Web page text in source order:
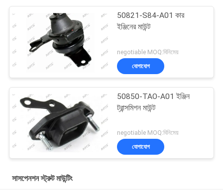
50821-S84-A01 কার
ইঞ্জিনের মাউন্ট
negotiable MOQ:বিনিমেয়
যোগাযোগ
50850-TAO-A01 ইঞ্জিন
ট্রান্সমিশন মাউন্ট
negotiable MOQ:বিনিমেয়
যোগাযোগ
সাসপেনশন স্ট্রুট মাউন্টিং